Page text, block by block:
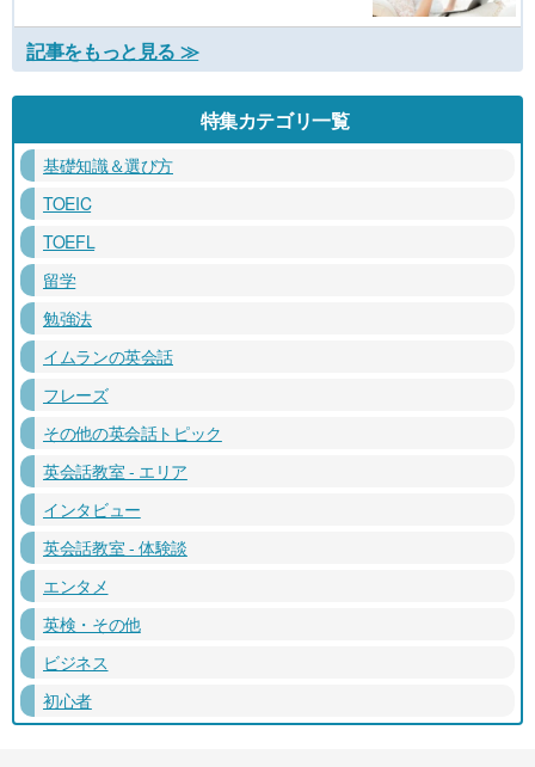
記事をもっと見る ≫
特集カテゴリ一覧
基礎知識＆選び方
TOEIC
TOEFL
留学
勉強法
イムランの英会話
フレーズ
その他の英会話トピック
英会話教室 - エリア
インタビュー
英会話教室 - 体験談
エンタメ
英検・その他
ビジネス
初心者